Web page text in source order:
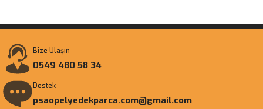
Bize Ulaşın
0549 480 58 34
Destek
psaopelyedekparca.com@gmail.com